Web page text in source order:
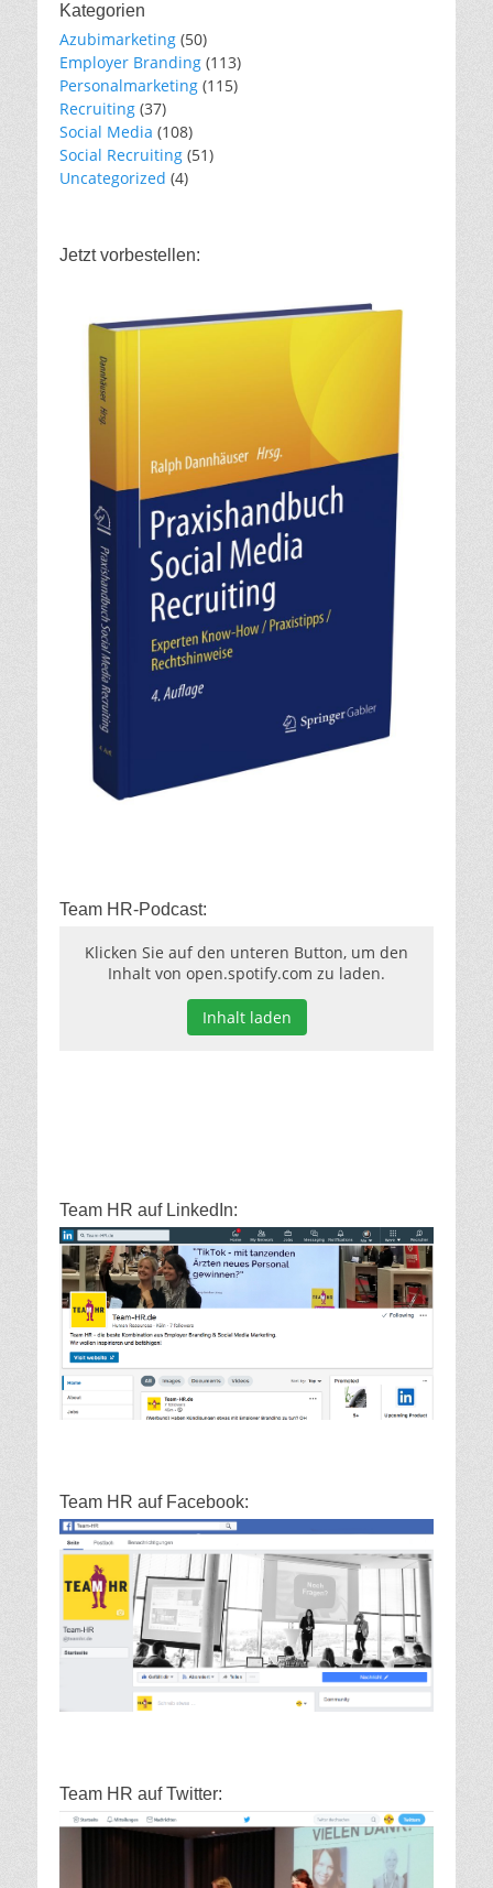
Kategorien
Azubimarketing (50)
Employer Branding (113)
Personalmarketing (115)
Recruiting (37)
Social Media (108)
Social Recruiting (51)
Uncategorized (4)
Jetzt vorbestellen:
Team HR-Podcast:
Klicken Sie auf den unteren Button, um den
Inhalt von open.spotify.com zu laden.
Inhalt laden
Team HR auf LinkedIn:
Team HR auf Facebook:
Team HR auf Twitter: